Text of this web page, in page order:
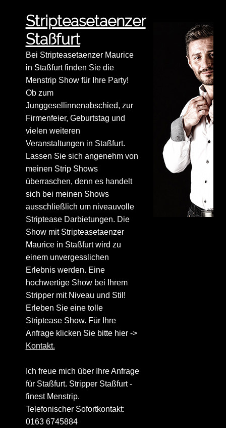
Stripteasetaenzer
Staßfurt
Bei Stripteasetaenzer Maurice
in Staßfurt finden Sie die
Menstrip Show für Ihre Party!
Ob zum
Junggesellinnenabschied, zur
Firmenfeier, Geburtstag und
vielen weiteren
Veranstaltungen in Staßfurt.
Lassen Sie sich angenehm von
meinen Strip Shows
überraschen, denn es handelt
sich bei meinen Shows
ausschließlich um niveauvolle
Striptease Darbietungen. Die
Show mit Stripteasetaenzer
Maurice in Staßfurt wird zu
einem unvergesslichen
Erlebnis werden. Eine
hochwertige Show bei Ihrem
Stripper mit Niveau und Stil!
Erleben Sie eine tolle
Striptease Show. Für Ihre
Anfrage klicken Sie bitte hier ->
Kontakt.
Ich freue mich über Ihre Anfrage
für Staßfurt. Stripper Staßfurt -
finest Menstrip.
Telefonischer Sofortkontakt:
0163 6745884